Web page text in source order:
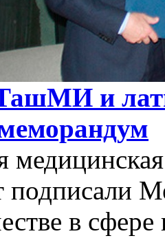
и
подписали
в